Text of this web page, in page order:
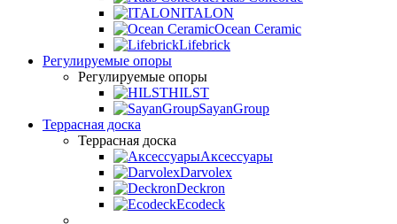
ITALON
Ocean Ceramic
Lifebrick
Регулируемые опоры
Регулируемые опоры
HILST
SayanGroup
Террасная доска
Террасная доска
Аксессуары
Darvolex
Deckron
Ecodeck